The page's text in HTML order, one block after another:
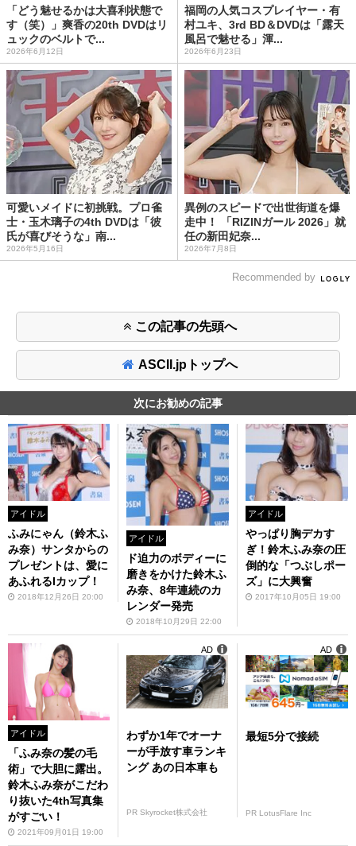
「どう魅せるかは大喜利状態で
す（笑）」爽香の20th DVDはリ
ュックのベルトで...
2026年6月12日
福岡の人気コスプレイヤー・有
村ユキ、3rd BD＆DVDは「露天
風呂で魅せる」渾...
2026年6月23日
可愛いメイドに初挑戦。プロ雀
士・玉木璃子の4th DVDは「彼
氏が喜びそうな」南...
2026年5月16日
異例のスピードで出世街道を爆
走中！ 「RIZINガール 2026」就
任の新田妃奈...
2026年7月8日
Recommended by
この記事の先頭へ
ASCII.jpトップへ
次にお勧めの記事
アイドル
ふみにゃん（鈴木ふ
み奈）サンタからの
プレゼントは、愛に
あふれるIカップ！
2018年12月26日 20:00
アイドル
ド迫力のボディーに
磨きをかけた鈴木ふ
み奈、8年連続のカ
レンダー発売
2018年10月29日 22:00
アイドル
やっぱり胸デカす
ぎ！鈴木ふみ奈の圧
倒的な「つぶしポー
ズ」に大興奮
2017年10月05日 19:00
アイドル
「ふみ奈の髪の毛
術」で大胆に露出。
鈴木ふみ奈がこだわ
り抜いた4th写真集
がすごい！
2021年09月01日 19:00
わずか1年でオーナ
ーが手放す車ランキ
ング あの日本車も
PR Skyrocket株式会社
AD
最短5分で接続
PR LotusFlare Inc
AD